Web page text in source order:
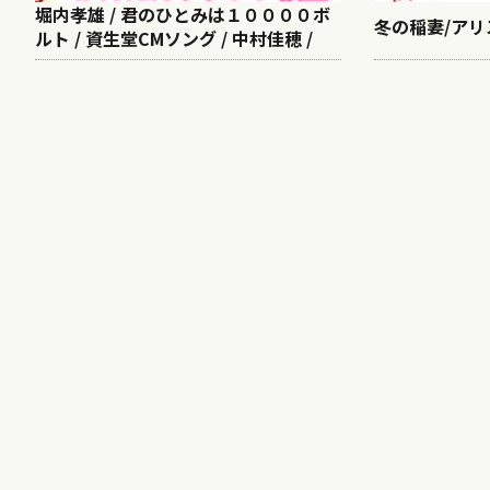
堀内孝雄 / 君のひとみは１００００ボ
ルト / 資生堂CMソング / 中村佳穂 /
冬の稲妻/アリ